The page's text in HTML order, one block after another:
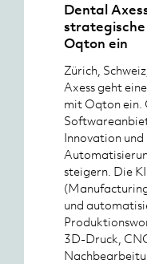
Dental
Oqton ein
Zürich,
Axess geht
mit Oqton ein.
Innovation
steigern. Die
und
3D-Druck,